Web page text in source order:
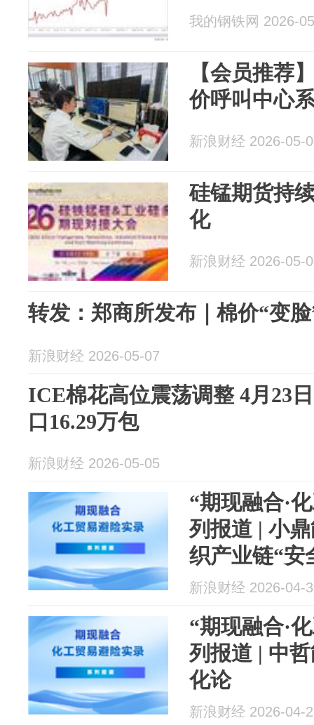
我的钢铁网 2026-
【会员推荐
价呼叫中心
新浪财经 2026-05-
硅锰期货持
化
新浪财经 2026-05-
转发：郑商所发布｜棉价“变
新浪财经 2026-05-07
ICE棉花高位震荡调整 4月23
口16.29万包
新浪财经 2026-05-05
“期现融合·
列报道 | 小
织产业链“安
新浪财经 2026-04-
“期现融合·
列报道 | 中
化论
新浪财经 2026-04-